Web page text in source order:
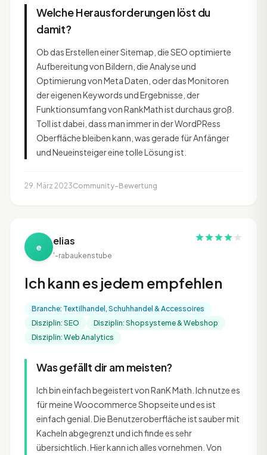
Welche Herausforderungen löst du
damit?
Ob das Erstellen einer Sitemap, die SEO optimierte
Aufbereitung von Bildern, die Analyse und
Optimierung von Meta Daten, oder das Monitoren
der eigenen Keywords und Ergebnisse, der
Funktionsumfang von RankMath ist durchaus groß.
Toll ist dabei, dass man immer in der WordPRess
Oberfläche bleiben kann, was gerade für Anfänger
und Neueinsteiger eine tolle Lösung ist.
29. März 2023Community-Bewertung
e elias
'-rabaukenstube
Ich kann es jedem empfehlen
Branche: Textilhandel, Schuhhandel & Accessoires
Disziplin: SEO
Disziplin: Shopsysteme & Webshop
Disziplin: Web Analytics
Was gefällt dir am meisten?
Ich bin einfach begeistert von RanK Math. Ich nutze es
für meine Woocommerce Shopseite und es ist
einfach genial. Die Benutzeroberfläche ist sauber mit
Kacheln abgegrenzt und ich finde es sehr
übersichtlich. Hier kann ich alles vornehmen. Von